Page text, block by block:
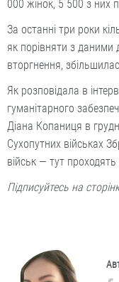
000 жінок, 5 500 з них
За останні три роки
як порівняти з
вторгнення,
Як розповідала в
гуманітарного
Діана Копаниця в
Сухопутних військах
військ — тут
Підписуйтесь на